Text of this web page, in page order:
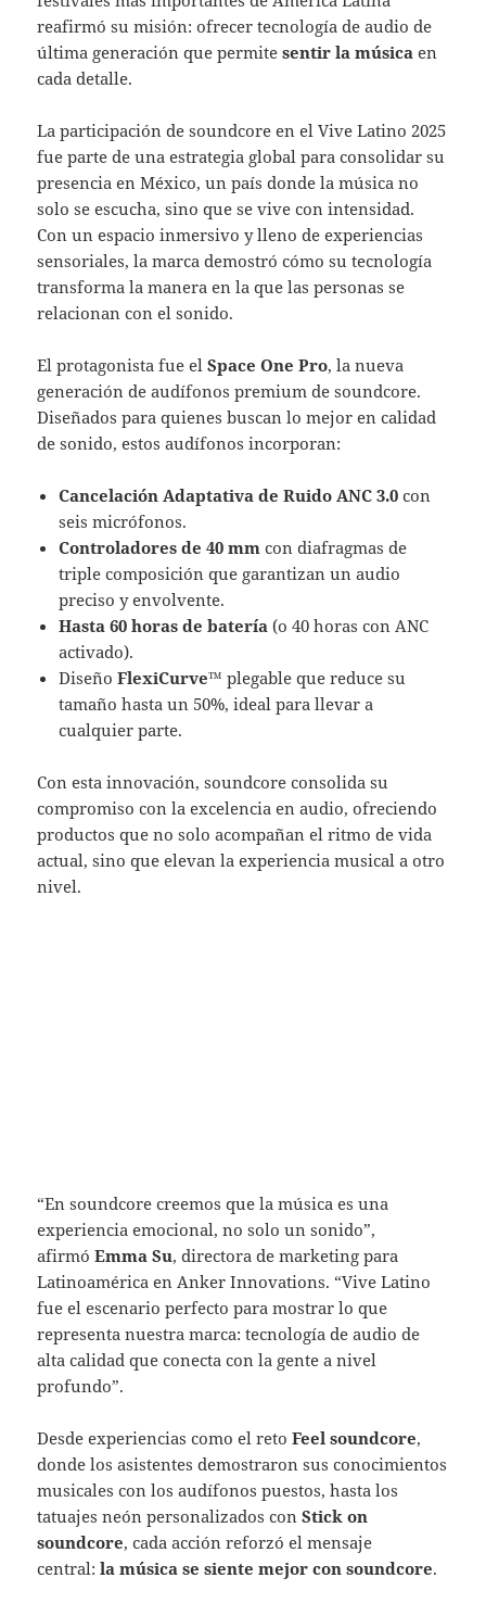
reafirmó su misión: ofrecer tecnología de audio de
última generación que permitesentir la música en
cada detalle.
La participación de soundcore en el Vive Latino 2025
fue parte de una estrategia global para consolidar su
presencia en México, un país donde la música no
solo se escucha, sino que se vive con intensidad.
Con un espacio inmersivo y lleno de experiencias
sensoriales, la marca demostró cómo su tecnología
transforma la manera en la que las personas se
relacionan con el sonido.
El protagonista fue elSpace One Pro, la nueva
generación de audífonos premium de soundcore.
Diseñados para quienes buscan lo mejor en calidad
de sonido, estos audífonos incorporan:
Cancelación Adaptativa de Ruido ANC 3.0 con
seis micrófonos.
Controladores de 40 mm con diafragmas de
triple composición que garantizan un audio
preciso y envolvente.
Hasta 60 horas de batería (o 40 horas con ANC
activado).
DiseñoFlexiCurve™ plegable que reduce su
tamaño hasta un 50%, ideal para llevar a
cualquier parte.
Con esta innovación, soundcore consolida su
compromiso con la excelencia en audio, ofreciendo
productos que no solo acompañan el ritmo de vida
actual, sino que elevan la experiencia musical a otro
nivel.
“En soundcore creemos que la música es una
experiencia emocional, no solo un sonido”,
afirmóEmma Su, directora de marketing para
Latinoamérica en Anker Innovations. “Vive Latino
fue el escenario perfecto para mostrar lo que
representa nuestra marca: tecnología de audio de
alta calidad que conecta con la gente a nivel
profundo”.
Desde experiencias como el retoFeel soundcore,
donde los asistentes demostraron sus conocimientos
musicales con los audífonos puestos, hasta los
tatuajes neón personalizados conStick on
soundcore, cada acción reforzó el mensaje
central:la música se siente mejor con soundcore.